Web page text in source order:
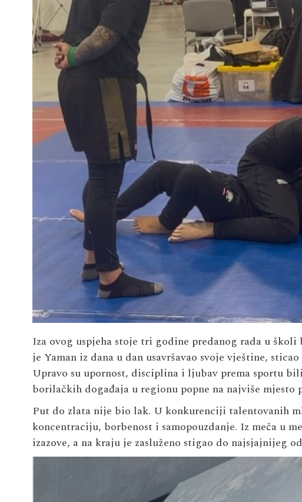
Iza ovog uspjeha stoje tri godine predanog rada u
je Yaman iz dana u dan usavršavao svoje vještine,
Upravo su upornost, disciplina i ljubav prema sportu
borilačkih događaja u regionu popne na najviše mjesto
Put do zlata nije bio lak. U konkurenciji talentovanih
koncentraciju, borbenost i samopouzdanje. Iz meča u
izazove, a na kraju je zasluženo stigao do najsjajnijeg